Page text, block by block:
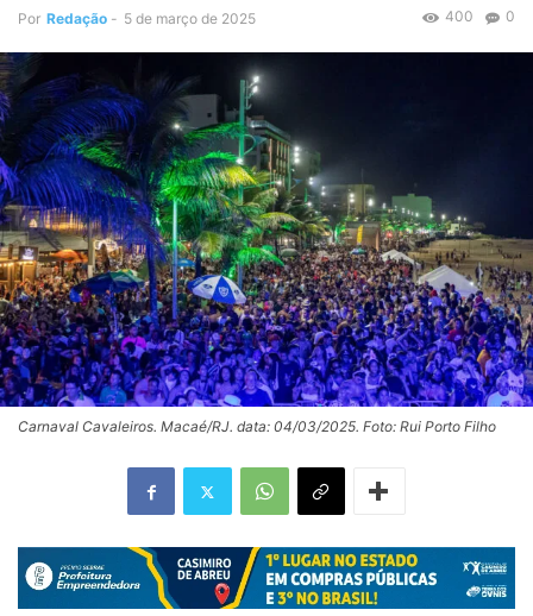
Por Redação - 5 de março de 2025 0
400
Carnaval Cavaleiros. Macaé/RJ. data: 04/03/2025. Foto: Rui Porto Filho